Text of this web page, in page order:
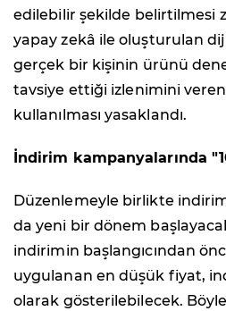
edilebilir şekilde belirtilmesi
yapay zekâ ile oluşturulan
gerçek bir kişinin ürünü
tavsiye ettiği izlenimini
kullanılması yasaklandı.
İndirim kampanyalarında
Düzenlemeyle birlikte
da yeni bir dönem
indirimin başlangıcından
uygulanan en düşük fiyat,
olarak gösterilebilecek.